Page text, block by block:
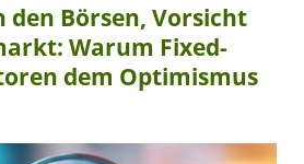
den Börsen, Vorsicht
Warum Fixed-
dem Optimismus